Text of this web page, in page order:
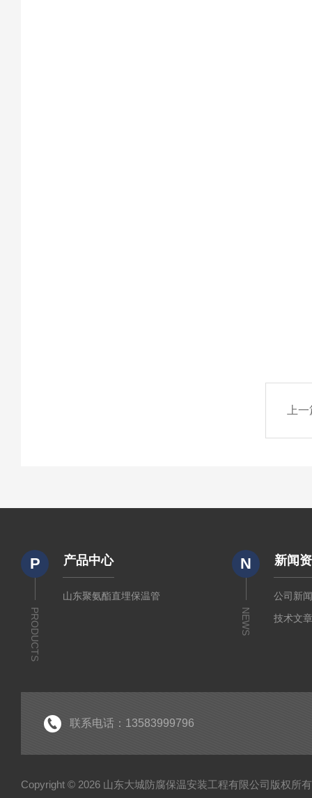
上
P
PRODUCTS
产品中心
山东聚氨酯直埋保温管
N
NEWS
新闻
公司新
技术文
联系电话：13583999796
Copyright © 2026 山东大城防腐保温安装工程有限公司版权所